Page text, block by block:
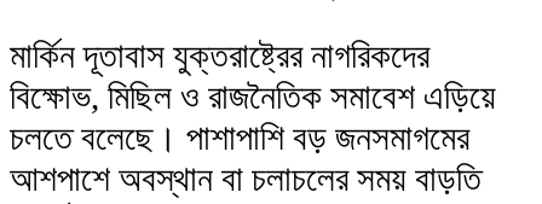
মার্কিন দূতাবাস যুক্তরাষ্ট্রের নাগরিকদের
বিক্ষোভ, মিছিল ও রাজনৈতিক সমাবেশ এড়িয়ে
চলতে বলেছে। পাশাপাশি বড় জনসমাগমের
আশপাশে অবস্থান বা চলাচলের সময় বাড়তি